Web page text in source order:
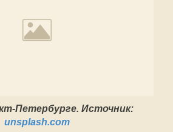
Петербурге. Источник:
unsplash.com